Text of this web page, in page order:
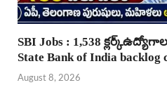
SBI Jobs : 1,538
State Bank of India backlog
August 8, 2026